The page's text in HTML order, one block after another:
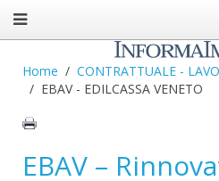
Home
CONTRATTUALE -
EBAV - EDILCASSA VENETO
EBAV –